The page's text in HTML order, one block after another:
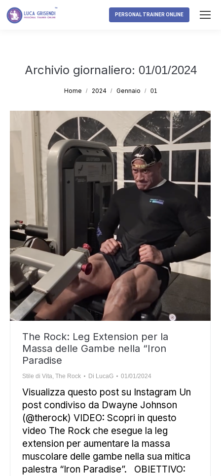
PERSONAL TRAINER ONLINE
Archivio giornaliero: 01/01/2024
Tu sei qui:
Home 2024 Gennaio 01
The Rock: Leg Extension per la
Massa delle Gambe nella “Iron
Paradise
Stile di Vita, The Rock Di LucaG 01/01/2024
Visualizza questo post su Instagram Un
post condiviso da Dwayne Johnson
(@therock) VIDEO: Scopri in questo
video The Rock che esegue la leg
extension per aumentare la massa
muscolare delle gambe nella sua mitica
palestra “Iron Paradise”. OBIETTIVO: